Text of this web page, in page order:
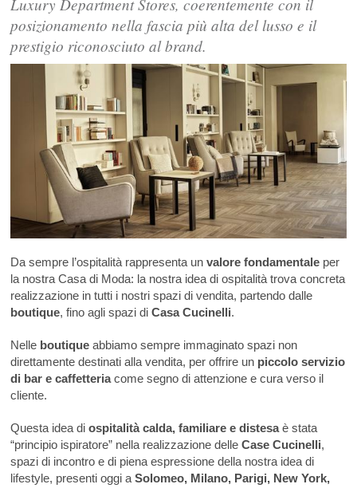
posizionamento nella fascia più alta del lusso e il
prestigio riconosciuto al brand.
Da sempre l’ospitalità rappresenta unvalore fondamentale per
la nostra Casa di Moda: la nostra idea di ospitalità trova concreta
realizzazione in tutti i nostri spazi di vendita, partendo dalle
boutique, fino agli spazi diCasa Cucinelli.
Nelle boutique abbiamo sempre immaginato spazi non
direttamente destinati alla vendita, per offrire un piccolo servizio
di bar e caffetteriacome segno di attenzione e cura verso il
cliente.
Questa idea diospitalità calda, familiare e distesaè stata
“principio ispiratore” nella realizzazione delleCase Cucinelli,
spazi di incontro e di piena espressione della nostra idea di
lifestyle, presenti oggi aSolomeo, Milano, Parigi, New York,